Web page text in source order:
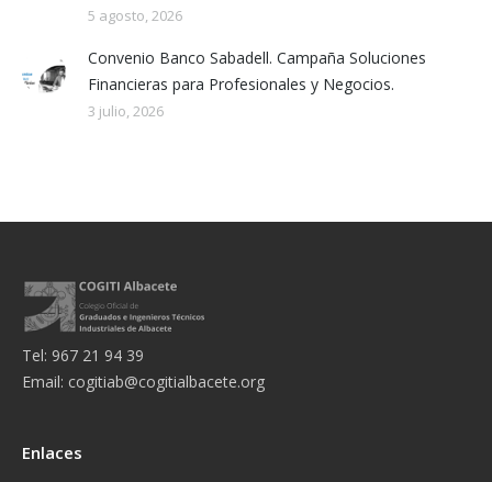
5 agosto, 2026
Convenio Banco Sabadell. Campaña Soluciones
Financieras para Profesionales y Negocios.
3 julio, 2026
Tel: 967 21 94 39
Email: cogitiab@cogitialbacete.org
Enlaces